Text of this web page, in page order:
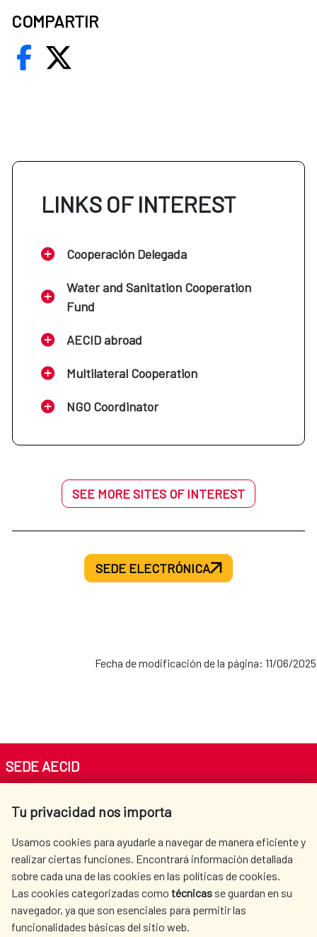
COMPARTIR
LINKS OF INTEREST
Cooperación Delegada
Water and Sanitation Cooperation
Fund
AECID abroad
Multilateral Cooperation
NGO Coordinator
SEE MORE SITES OF INTEREST
SEDE ELECTRÓNICA
Fecha de modificación de la página: 11/06/2025
Tu privacidad nos importa
Usamos cookies para ayudarle a navegar de manera eficiente y
realizar ciertas funciones. Encontrará información detallada
sobre cada una de las cookies en las políticas de cookies.
Las cookies categorizadas como técnicas se guardan en su
navegador, ya que son esenciales para permitir las
funcionalidades básicas del sitio web.
SEDE AECID
Tel. +34 900 20 30 54​​​​​​​
AECID
WHERE DO WE COOPERATE?
SPANISH HUMANITARIAN
ACTION
PRESS ROOM